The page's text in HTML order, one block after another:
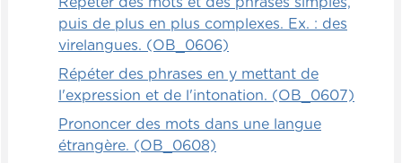
puis de plus en plus complexes. Ex. : des
virelangues. (OB_0606)
Répéter des phrases en y mettant de
l'expression et de l'intonation. (OB_0607)
Prononcer des mots dans une langue
étrangère. (OB_0608)